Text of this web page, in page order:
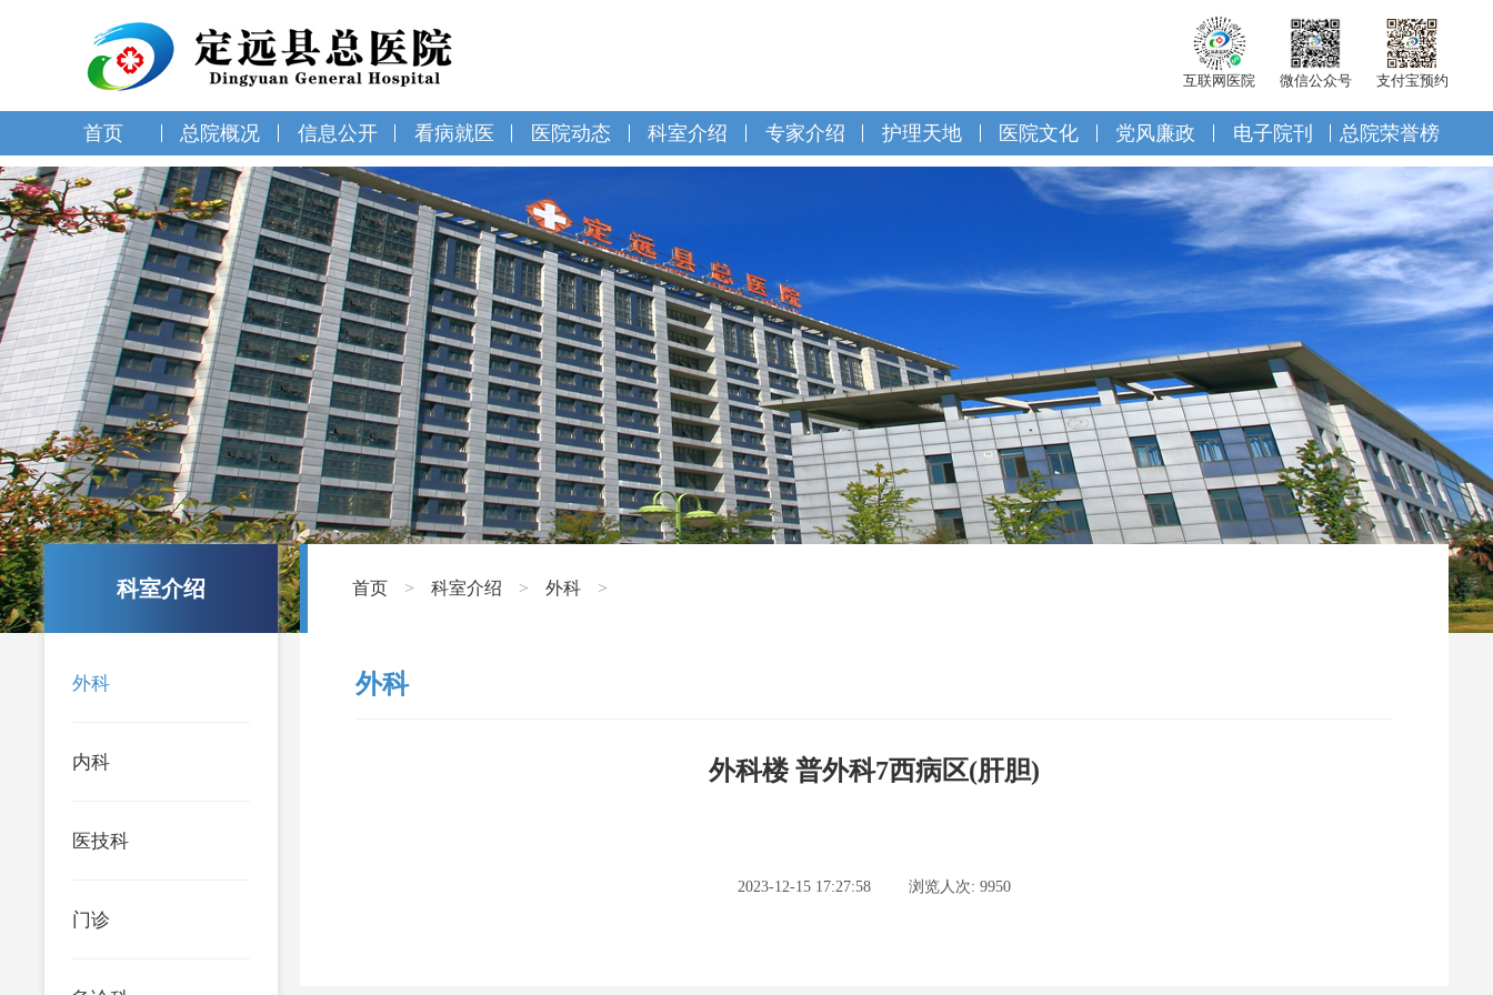
互联网医院 微信公众号 支付宝预约
首页 总院概况 信息公开 看病就医 医院动态 科室介绍 专家介绍 护理天地 医院文化 党风廉政 电子院刊 总院荣誉榜
科室介绍
外科
内科
医技科
门诊
首页 > 科室介绍 > 外科 >
外科
外科楼 普外科7西病区(肝胆)
2023-12-15 17:27:58 浏览人次: 9950